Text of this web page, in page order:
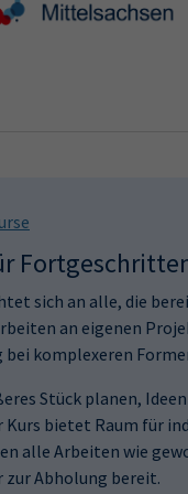
sich an alle, die
an eigenen
komplexeren
Stück planen,
bietet Raum für
alle Arbeiten wie
zur Abholung bereit.